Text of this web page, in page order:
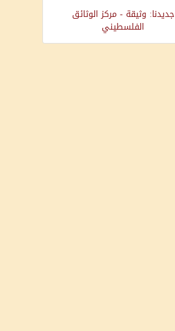
جديدنا: وثيقة - مركز الوثائق
الفلسطيني